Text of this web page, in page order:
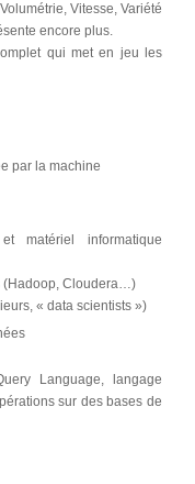
Vitesse, Variété
encore plus.
qui met en jeu les
par la machine
matériel informatique
(Hadoop, Cloudera…)
« data scientists »)
Language, langage
sur des bases de